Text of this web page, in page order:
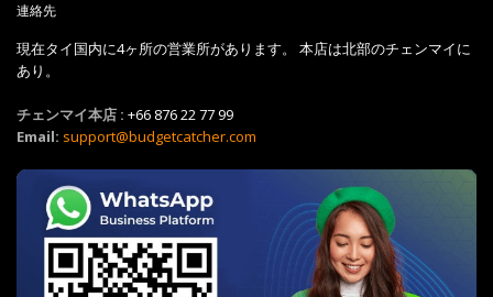
連絡先
現在タイ国内に4ヶ所の営業所があります。 本店は北部のチェンマイに
あり。
チェンマイ本店 : +66 876 22 77 99
Email: support@budgetcatcher.com